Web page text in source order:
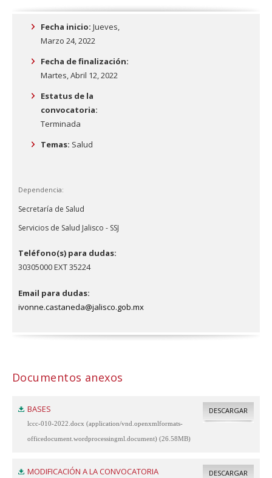
Fecha inicio: Jueves,
Marzo 24, 2022
Fecha de finalización:
Martes, Abril 12, 2022
Estatus de la
convocatoria:
Terminada
Temas: Salud
Dependencia:
Secretaría de Salud
Servicios de Salud Jalisco - SSJ
Teléfono(s) para dudas:
30305000 EXT 35224
Email para dudas:
ivonne.castaneda@jalisco.gob.mx
Documentos anexos
BASES
lccc-010-2022.docx (application/vnd.openxmlformats-
officedocument.wordprocessingml.document) (26.58MB)
DESCARGAR
MODIFICACIÓN A LA CONVOCATORIA DESCARGAR